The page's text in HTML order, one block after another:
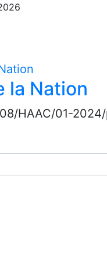
la Nation
HAAC/01-